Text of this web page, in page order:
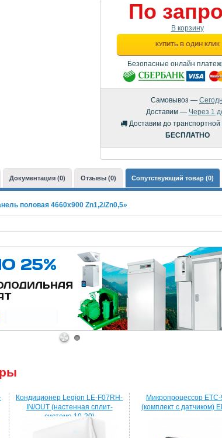
По
В корзину
КУПИТЬ В ОДИН КЛИК
Безопасные онлайн
Самовывоз —
Доставим — Через 1
Доставим до транспортной
БЕСПЛАТНО
Документация (0) Отзывы (0) Сопутствующий товар (0)
половая 4660х900 Zn1,2/Zn0,5»
1 2
Кондиционер Legion LE-F07RH-
IN/OUT (настенная сплит-
система 10-20)
Микропроцессор ETC-
(комплект c датчиком)